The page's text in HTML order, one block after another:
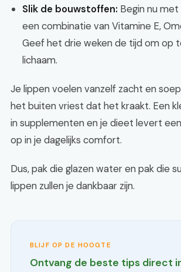
Slik de bouwstoffen: Begin nu
een combinatie van Vitamine E,
Geef het drie weken de tijd om op
lichaam.
Je lippen voelen vanzelf zacht en
het buiten vriest dat het kraakt. Een
in supplementen en je dieet levert
op in je dagelijks comfort.
Dus, pak die glazen water en pak die
lippen zullen je dankbaar zijn.
BLIJF OP DE HOOGTE
Ontvang de beste tips direct